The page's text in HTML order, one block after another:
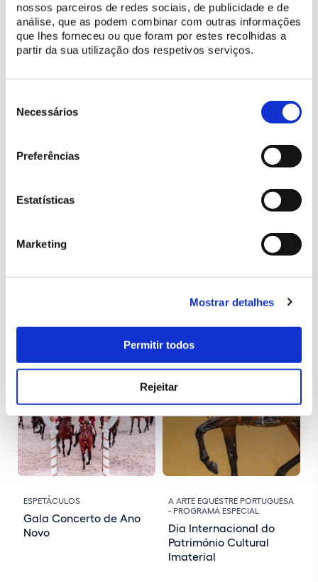
nossos parceiros de redes sociais, de publicidade e de
análise, que as podem combinar com outras informações
que lhes forneceu ou que foram por estes recolhidas a
partir da sua utilização dos respetivos serviços.
Necessários
Preferências
Estatísticas
Marketing
Mostrar detalhes
Permitir todos
Rejeitar
Na Real Quinta de
Arte Equestre, guardiã
Demonstrações da
Escola Portuguesa de
ESPETÁCULOS
Gala Concerto de Ano
Novo
A ARTE EQUESTRE PORTUGUESA
- PROGRAMA ESPECIAL
Dia Internacional do
Património Cultural
Imaterial